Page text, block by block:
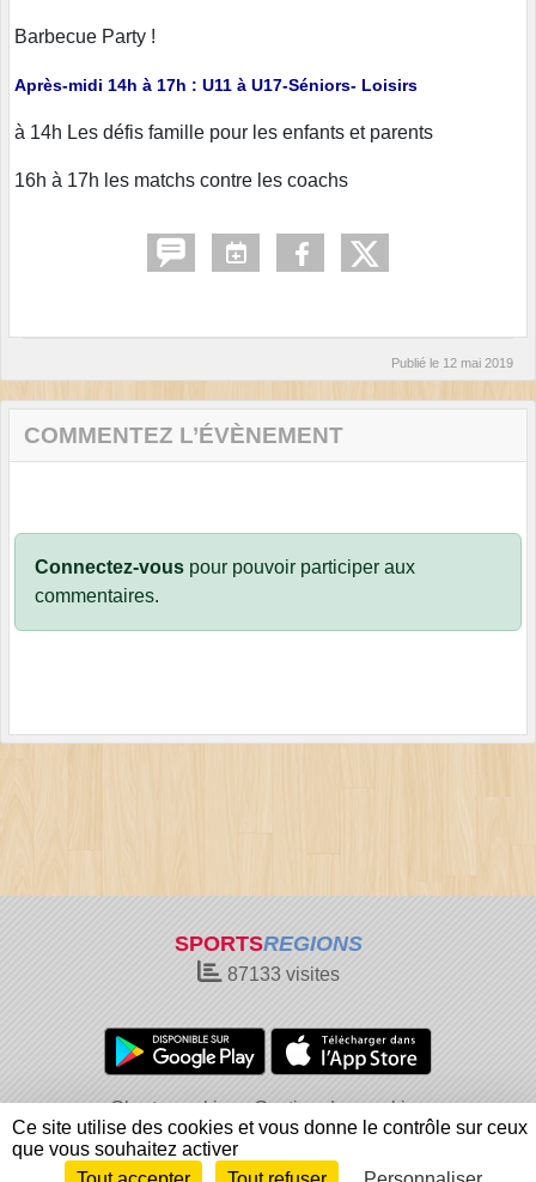
Barbecue Party !
Après-midi 14h à 17h : U11 à U17-Séniors- Loisirs
à 14h Les défis famille pour les enfants et parents
16h à 17h les matchs contre les coachs
Publié le 12 mai 2019
COMMENTEZ L’ÉVÈNEMENT
Connectez-vous pour pouvoir participer aux
commentaires.
SPORTSREGIONS
87133visites
Charte cookies
Gestion des cookies
Informations légales
Signaler un contenu inapproprié
Ce site utilise des cookies et vous donne le contrôle sur ceux
que vous souhaitez activer